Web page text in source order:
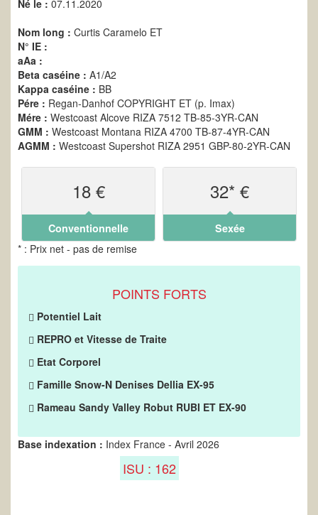
Né le : 07.11.2020
Nom long : Curtis Caramelo ET
N° IE :
aAa :
Beta caséine : A1/A2
Kappa caséine : BB
Pére : Regan-Danhof COPYRIGHT ET (p. Imax)
Mére : Westcoast Alcove RIZA 7512 TB-85-3YR-CAN
GMM : Westcoast Montana RIZA 4700 TB-87-4YR-CAN
AGMM : Westcoast Supershot RIZA 2951 GBP-80-2YR-CAN
18 €
Conventionnelle
32* €
Sexée
* : Prix net - pas de remise
POINTS FORTS
Potentiel Lait
REPRO et Vitesse de Traite
Etat Corporel
Famille Snow-N Denises Dellia EX-95
Rameau Sandy Valley Robut RUBI ET EX-90
Base indexation : Index France - Avril 2026
ISU : 162